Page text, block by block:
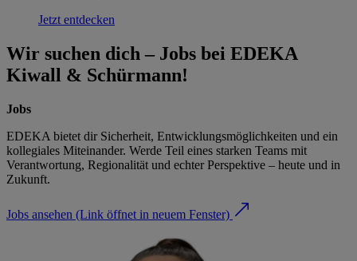
Jetzt entdecken
Wir suchen dich – Jobs bei EDEKA
Kiwall & Schürmann!
Jobs
EDEKA bietet dir Sicherheit, Entwicklungsmöglichkeiten und ein
kollegiales Miteinander. Werde Teil eines starken Teams mit
Verantwortung, Regionalität und echter Perspektive – heute und in
Zukunft.
Jobs ansehen (Link öffnet in neuem Fenster)